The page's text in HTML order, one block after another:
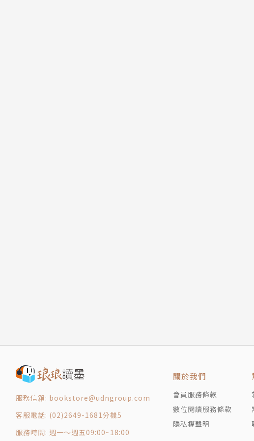
服務信箱: bookstore@udngroup.com
客服電話: (02)2649-1681分機5
服務時間: 週一～週五09:00~18:00
關於我們
會員服務條款
數位閱讀服務條款
隱私權聲明